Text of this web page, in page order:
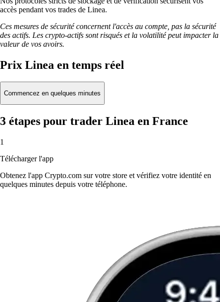
accès pendant vos trades de Linea.
Ces mesures de sécurité concernent l'accès au compte, pas la sécurité
des actifs. Les crypto-actifs sont risqués et la volatilité peut impacter la
valeur de vos avoirs.
Prix Linea en temps réel
Commencez en quelques minutes
3 étapes pour trader Linea en France
1
Télécharger l'app
Obtenez l'app Crypto.com sur votre store et vérifiez votre identité en
quelques minutes depuis votre téléphone.